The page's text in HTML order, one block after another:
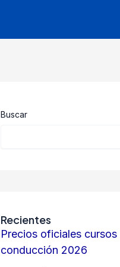
Buscar
Recientes
Precios oficiales cursos
conducción 2026